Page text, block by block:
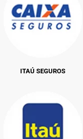
ITAÚ SEGUROS